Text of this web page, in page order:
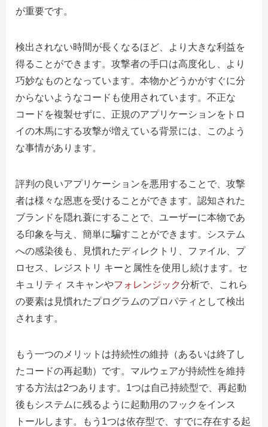
が重要です。
検出されない時間が長くなるほど、より大きな利益を
得ることができます。攻撃者の手口は高度化し、より
巧妙なものとなっています。本物かどうかがすぐに分
からないようなコードも使用されています。不正な
コードを複製せずに、正規のアプリケーションをトロ
イの木馬にする攻撃が増えている背景には、このよう
な事情があります。
評判の良いアプリケーションを悪用することで、攻撃
者は様々な恩恵を受けることができます。認知された
ブランドを隠れ蓑にすることで、ユーザーに本物であ
る印象を与え、簡単に騙すことができます。システム
への感染後も、見慣れたディレクトリ、ファイル、プ
ロセス、レジストリ キーと属性を使用し続けます。セ
キュリティ スキャンやフォレンジック分析で、これら
の要素は見慣れたプログラムのプロパティとして検出
されます。
もう一つのメリットは持続性の維持（あるいは終了し
たコードの再起動）です。マルウェアが持続性を維持
する方法は2つあります。1つは自己持続型で、再起動
後もシステムに残るように起動用のフックをインス
トールします。もう1つは依存型で、すでに存在する起